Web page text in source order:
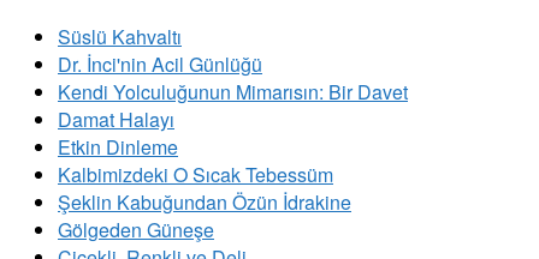
Süslü Kahvaltı
Dr. İnci'nin Acil Günlüğü
Kendi Yolculuğunun Mimarısın: Bir Davet
Damat Halayı
Etkin Dinleme
Kalbimizdeki O Sıcak Tebessüm
Şeklin Kabuğundan Özün İdrakine
Gölgeden Güneşe